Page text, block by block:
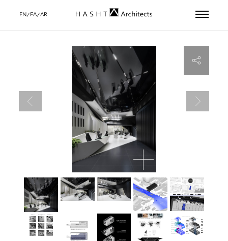
EN/FA/AR